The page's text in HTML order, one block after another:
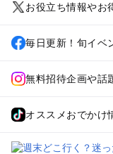
お役立ち情報やお
毎日更新！旬イベ
無料招待企画や話
オススメおでかけ